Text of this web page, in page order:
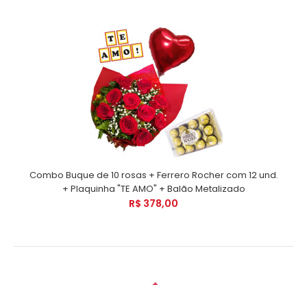
Combo Buque de 10 rosas + Ferrero Rocher com 12 und.
+ Plaquinha "TE AMO" + Balão Metalizado
R$ 378,00